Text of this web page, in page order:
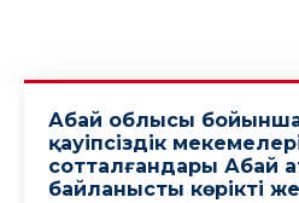
Абай облысы бойынша
қауіпсіздік
сотталғандары Абай
байланысты көрікті